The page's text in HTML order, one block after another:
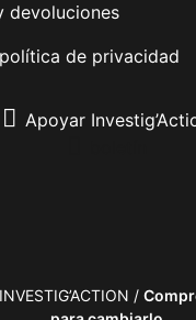
devoluciones
de privacidad
Apoyar
/